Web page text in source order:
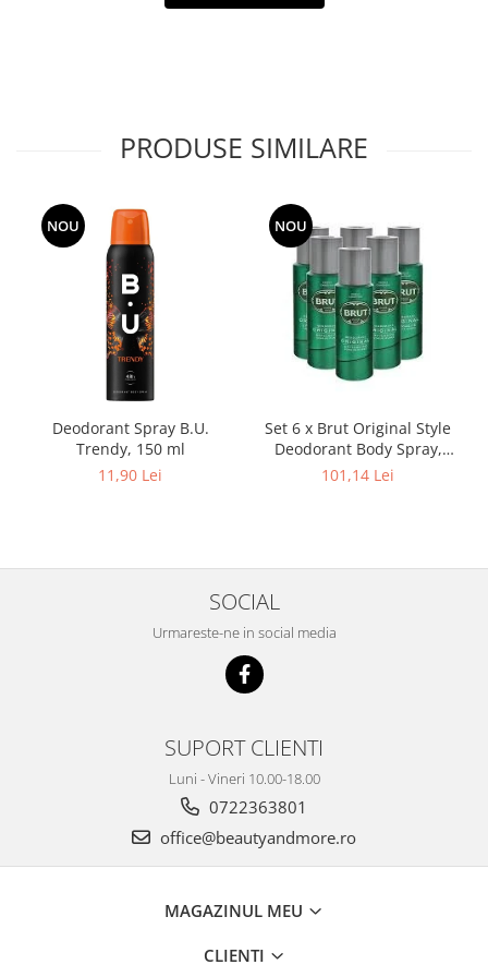
Produse manichiura & pedichiura
Scutece adulti
Seturi cadou
PRODUSE SIMILARE
NOU
Deodorant Spray B.U.
Trendy, 150 ml
11,90 Lei
NOU
Set 6 x Brut Original Style
Deodorant Body Spray,
Fresh, Verde 200 ml
101,14 Lei
SOCIAL
Urmareste-ne in social media
SUPORT CLIENTI
Luni - Vineri 10.00-18.00
0722363801
office@beautyandmore.ro
MAGAZINUL MEU
CLIENTI